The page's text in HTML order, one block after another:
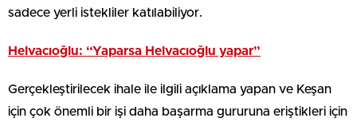
sadece yerli istekliler katılabiliyor.
Helvacıoğlu: “Yaparsa Helvacıoğlu yapar”
Gerçekleştirilecek ihale ile ilgili açıklama yapan ve Keşan
için çok önemli bir işi daha başarma gururuna eriştikleri için